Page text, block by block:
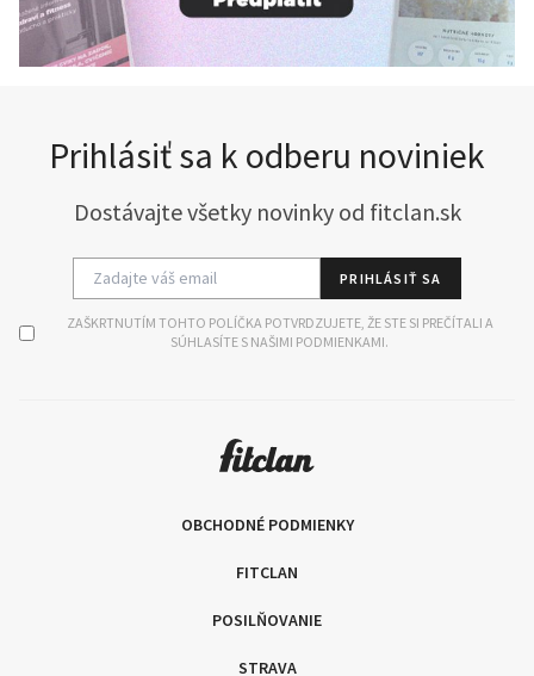
Prihlásiť sa k odberu noviniek
Dostávajte všetky novinky od fitclan.sk
PRIHLÁSIŤ SA
ZAŠKRTNUTÍM TOHTO POLÍČKA POTVRDZUJETE, ŽE STE SI PREČÍTALI A
SÚHLASÍTE S NAŠIMI PODMIENKAMI.
OBCHODNÉ PODMIENKY
FITCLAN
POSILŇOVANIE
STRAVA